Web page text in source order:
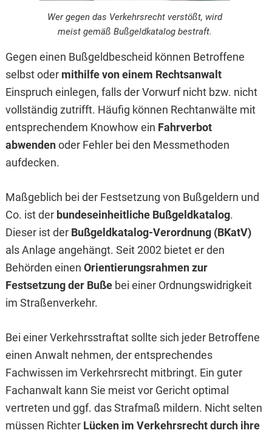
Wer gegen das Verkehrsrecht verstößt, wird
meist gemäß Bußgeldkatalog bestraft.
Gegen einen Bußgeldbescheid können Betroffene
selbst oder mithilfe von einem Rechtsanwalt
Einspruch einlegen, falls der Vorwurf nicht bzw. nicht
vollständig zutrifft. Häufig können Rechtanwälte mit
entsprechendem Knowhow ein Fahrverbot
abwendenoder Fehler bei den Messmethoden
aufdecken.
Maßgeblich bei der Festsetzung von Bußgeldern und
Co. ist der bundeseinheitliche Bußgeldkatalog.
Dieser ist der Bußgeldkatalog-Verordnung (BKatV)
als Anlage angehängt. Seit 2002 bietet er den
Behörden einen Orientierungsrahmen zur
Festsetzung der Bußebei einer Ordnungswidrigkeit
im Straßenverkehr.
Bei einer Verkehrsstraftat sollte sich jeder Betroffene
einen Anwalt nehmen, der entsprechendes
Fachwissen im Verkehrsrecht mitbringt. Ein guter
Fachanwalt kann Sie meist vor Gericht optimal
vertreten und ggf. das Strafmaß mildern. Nicht selten
müssen Richter Lücken im Verkehrsrecht durch ihre